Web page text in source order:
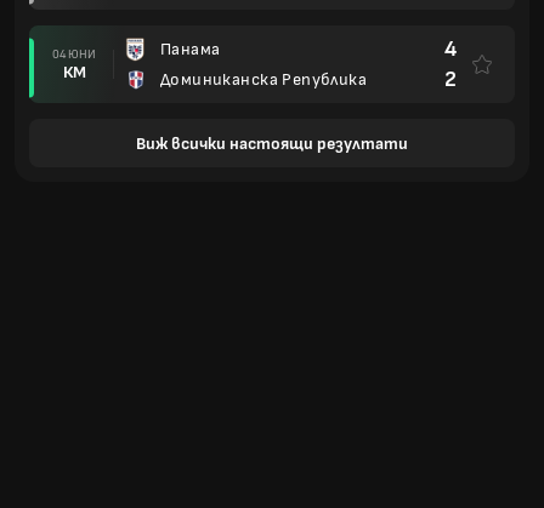
04 ЮНИ
КМ
Панама
Доминиканска Република
4
2
Виж всички настоящи резултати